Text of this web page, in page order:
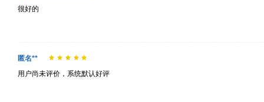
很好的
匿名**
用户尚未评价，系统默认好评